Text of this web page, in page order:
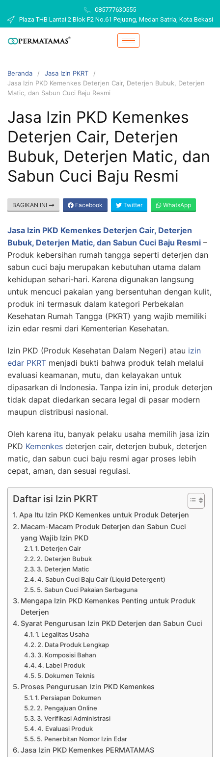
085777630555
Plaza THB Lantai 2 Blok F2 No.61 Pejuang, Medan Satria, Kota Bekasi
Beranda
Jasa Izin PKRT
Jasa Izin PKD Kemenkes Deterjen Cair, Deterjen Bubuk, Deterjen
Matic, dan Sabun Cuci Baju Resmi
Jasa Izin PKD Kemenkes
Deterjen Cair, Deterjen
Bubuk, Deterjen Matic, dan
Sabun Cuci Baju Resmi
BAGIKAN INI Facebook Twitter WhatsApp
Jasa Izin PKD Kemenkes Deterjen Cair, Deterjen
Bubuk, Deterjen Matic, dan Sabun Cuci Baju Resmi –
Produk kebersihan rumah tangga seperti deterjen dan
sabun cuci baju merupakan kebutuhan utama dalam
kehidupan sehari-hari. Karena digunakan langsung
untuk mencuci pakaian yang bersentuhan dengan kulit,
produk ini termasuk dalam kategori Perbekalan
Kesehatan Rumah Tangga (PKRT) yang wajib memiliki
izin edar resmi dari Kementerian Kesehatan.
Izin PKD (Produk Kesehatan Dalam Negeri) atau izin
edar PKRT menjadi bukti bahwa produk telah melalui
evaluasi keamanan, mutu, dan kelayakan untuk
dipasarkan di Indonesia. Tanpa izin ini, produk deterjen
tidak dapat diedarkan secara legal di pasar modern
maupun distribusi nasional.
Oleh karena itu, banyak pelaku usaha memilih jasa izin
PKD Kemenkes deterjen cair, deterjen bubuk, deterjen
matic, dan sabun cuci baju resmi agar proses lebih
cepat, aman, dan sesuai regulasi.
Daftar isi Izin PKRT
Apa Itu Izin PKD Kemenkes untuk Produk Deterjen
Macam-Macam Produk Deterjen dan Sabun Cuci
yang Wajib Izin PKD
1. Deterjen Cair
2. Deterjen Bubuk
3. Deterjen Matic
4. Sabun Cuci Baju Cair (Liquid Detergent)
5. Sabun Cuci Pakaian Serbaguna
Mengapa Izin PKD Kemenkes Penting untuk Produk
Deterjen
Syarat Pengurusan Izin PKD Deterjen dan Sabun Cuci
1. Legalitas Usaha
2. Data Produk Lengkap
3. Komposisi Bahan
4. Label Produk
5. Dokumen Teknis
Proses Pengurusan Izin PKD Kemenkes
1. Persiapan Dokumen
2. Pengajuan Online
3. Verifikasi Administrasi
4. Evaluasi Produk
5. Penerbitan Nomor Izin Edar
Jasa Izin PKD Kemenkes PERMATAMAS